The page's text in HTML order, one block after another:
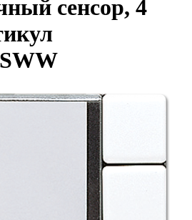
сенсор, 4